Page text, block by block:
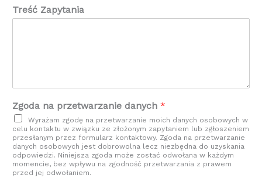
Treść Zapytania
Zgoda na przetwarzanie danych*
Wyrażam zgodę na przetwarzanie moich danych osobowych w
celu kontaktu w związku ze złożonym zapytaniem lub zgłoszeniem
przesłanym przez formularz kontaktowy. Zgoda na przetwarzanie
danych osobowych jest dobrowolna lecz niezbędna do uzyskania
odpowiedzi. Niniejsza zgoda może zostać odwołana w każdym
momencie, bez wpływu na zgodność przetwarzania z prawem
przed jej odwołaniem.